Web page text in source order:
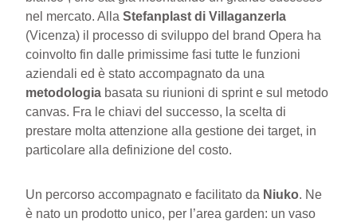
nel mercato. Alla Stefanplast di Villaganzerla
(Vicenza) il processo di sviluppo del brand Opera ha
coinvolto fin dalle primissime fasi tutte le funzioni
aziendali ed è stato accompagnato da una
metodologia basata su riunioni di sprint e sul metodo
canvas. Fra le chiavi del successo, la scelta di
prestare molta attenzione alla gestione dei target, in
particolare alla definizione del costo.
Un percorso accompagnato e facilitato da Niuko. Ne
è nato un prodotto unico, per l’area garden: un vaso